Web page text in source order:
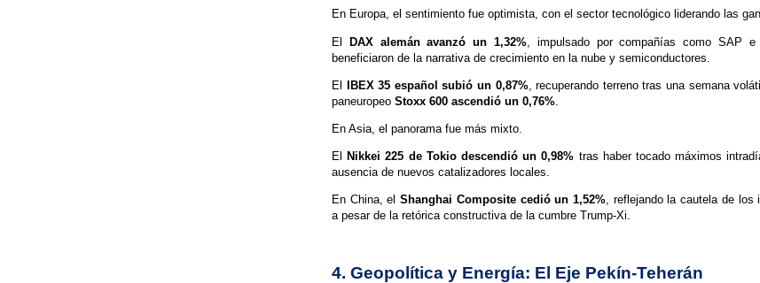
En Europa, el sentimiento fue optimista, con el sector tecnológico liderando las
El DAX alemán avanzó un 1,32%, impulsado por compañías como SAP
beneficiaron de la narrativa de crecimiento en la nube y semiconductores.
El IBEX 35 español subió un 0,87%, recuperando terreno tras una semana
paneuropeo Stoxx 600 ascendió un 0,76%
En Asia, el panorama fue más mixto.
El Nikkei 225 de Tokio descendió un 0,98% tras haber tocado máximos
ausencia de nuevos catalizadores locales.
En China, elShanghai Composite cedió un 1,52%, reflejando la cautela de los
a pesar de la retórica constructiva de la cumbre Trump-Xi.
4. Geopolítica y Energía: El Eje Pekín-Teherán